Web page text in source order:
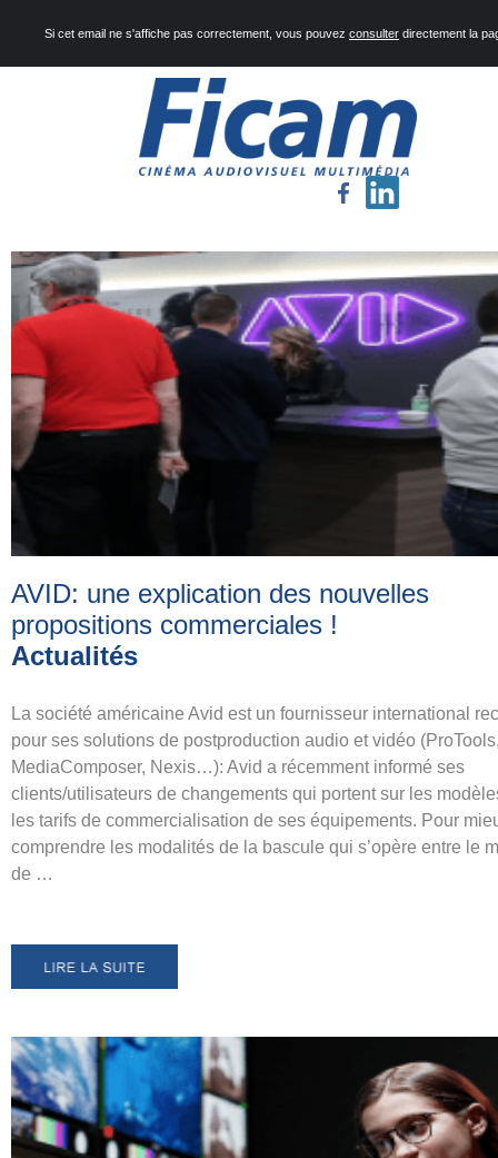
Si cet email ne s'affiche pas correctement, vous pouvez consulter directement la
AVID: une explication des nouvelles
propositions commerciales !
Actualités
La société américaine Avid est un fournisseur international
pour ses solutions de postproduction audio et vidéo
MediaComposer, Nexis…): Avid a récemment informé ses
clients/utilisateurs de changements qui portent sur les
les tarifs de commercialisation de ses équipements. Pour
comprendre les modalités de la bascule qui s’opère entre le
de …